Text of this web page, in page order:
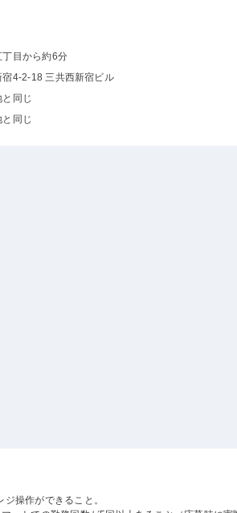
目から約6分
4-2-18 三共西新宿ビル
同じ
同じ
操作ができること。